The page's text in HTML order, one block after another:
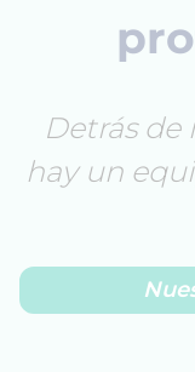
Detrás de
hay un